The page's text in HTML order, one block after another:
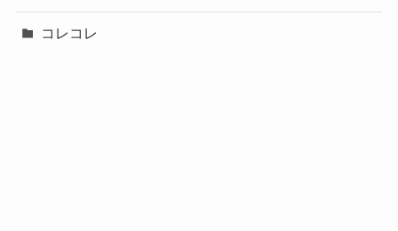
コレコレ